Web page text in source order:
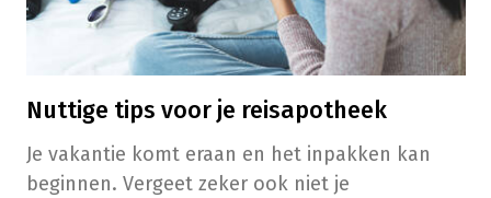
Nuttige tips voor je reisapotheek
Je vakantie komt eraan en het inpakken kan
beginnen. Vergeet zeker ook niet je